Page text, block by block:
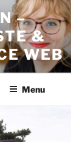
–
&
WEB
Menu